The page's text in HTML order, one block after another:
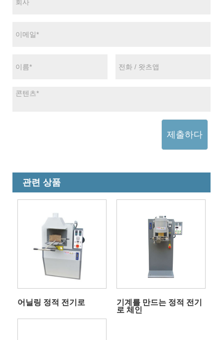
제출하다
관련 상품
어닐링 정적 전기로
기계를 만드는 정적 전기
로 체인